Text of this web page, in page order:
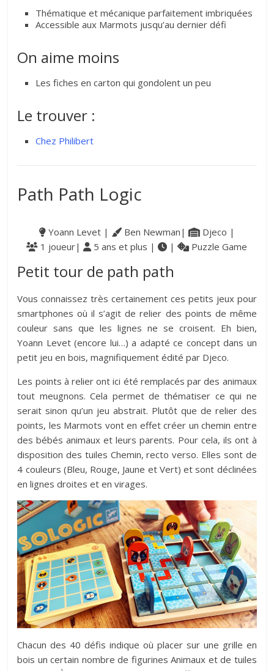
Thématique et mécanique parfaitement imbriquées
Accessible aux Marmots jusqu’au dernier défi
On aime moins
Les fiches en carton qui gondolent un peu
Le trouver :
Chez Philibert
Path Path Logic
Yoann Levet | Ben Newman|
Djeco |
1 joueur|
5 ans et plus | | Puzzle Game
Petit tour de path path
Vous connaissez très certainement ces petits jeux pour
smartphones où il s’agit de relier des points de même
couleur sans que les lignes ne se croisent. Eh bien,
Yoann Levet (encore lui…) a adapté ce concept dans un
petit jeu en bois, magnifiquement édité par Djeco.
Les points à relier ont ici été remplacés par des animaux
tout meugnons. Cela permet de thématiser ce qui ne
serait sinon qu’un jeu abstrait. Plutôt que de relier des
points, les Marmots vont en effet créer un chemin entre
des bébés animaux et leurs parents. Pour cela, ils ont à
disposition des tuiles Chemin, recto verso. Elles sont de
4 couleurs (Bleu, Rouge, Jaune et Vert) et sont déclinées
en lignes droites et en virages.
Chacun des 40 défis indique où placer sur une grille en
bois un certain nombre de figurines Animaux et de tuiles